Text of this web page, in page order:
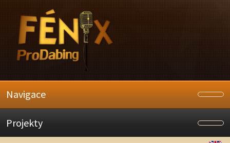
Navigace
Projekty